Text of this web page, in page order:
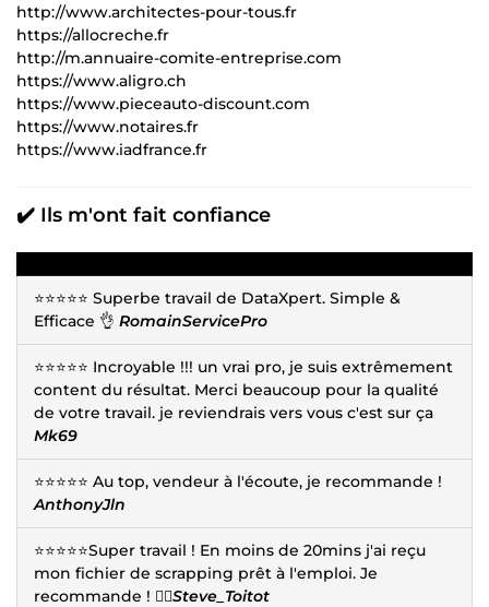
http://www.architectes-pour-tous.fr
https://allocreche.fr
http://m.annuaire-comite-entreprise.com
https://www.aligro.ch
https://www.pieceauto-discount.com
https://www.notaires.fr
https://www.iadfrance.fr
✔️ Ils m'ont fait confiance
⭐⭐⭐⭐⭐ Superbe travail de DataXpert. Simple &
Efficace 👌 RomainServicePro
⭐⭐⭐⭐⭐ Incroyable !!! un vrai pro, je suis extrêmement
content du résultat. Merci beaucoup pour la qualité
de votre travail. je reviendrais vers vous c'est sur ça
Mk69
⭐⭐⭐⭐⭐ Au top, vendeur à l'écoute, je recommande !
AnthonyJln
⭐⭐⭐⭐⭐Super travail ! En moins de 20mins j'ai reçu
mon fichier de scrapping prêt à l'emploi. Je
recommande ! 👍🏻Steve_Toitot